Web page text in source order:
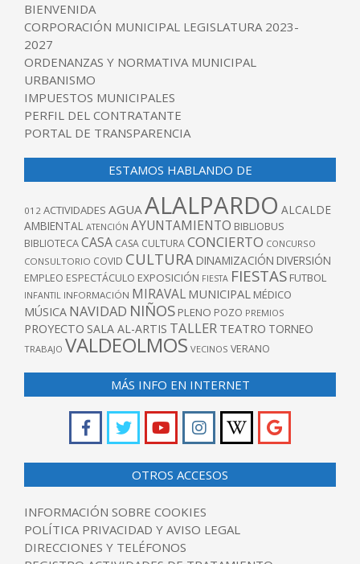
BIENVENIDA
CORPORACIÓN MUNICIPAL LEGISLATURA 2023-
2027
ORDENANZAS Y NORMATIVA MUNICIPAL
URBANISMO
IMPUESTOS MUNICIPALES
PERFIL DEL CONTRATANTE
PORTAL DE TRANSPARENCIA
ESTAMOS HABLANDO DE
012 ACTIVIDADES AGUAALALPARDO ALCALDE
AMBIENTAL ATENCIÓN AYUNTAMIENTO BIBLIOBUS
BIBLIOTECACASA CASA CULTURACONCIERTO CONCURSO
CONSULTORIO COVID CULTURA DINAMIZACIÓN DIVERSIÓN
EMPLEO ESPECTÁCULO EXPOSICIÓN FIESTA FIESTAS FUTBOL
INFANTIL INFORMACIÓN MIRAVAL MUNICIPAL MÉDICO
MÚSICA NAVIDAD NIÑOS PLENO POZO PREMIOS
PROYECTO SALA AL-ARTIS TALLER TEATRO TORNEO
TRABAJO VALDEOLMOS VECINOS VERANO
MÁS INFO EN INTERNET
OTROS ACCESOS
INFORMACIÓN SOBRE COOKIES
POLÍTICA PRIVACIDAD Y AVISO LEGAL
DIRECCIONES Y TELÉFONOS